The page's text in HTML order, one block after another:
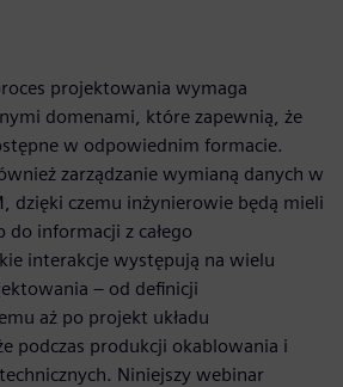
projektowania wymaga
domenami, które zapewnią, że
w odpowiednim formacie.
zarządzanie wymianą danych w
dzięki czemu inżynierowie będą mieli
informacji z całego
interakcje występują na wielu
– od definicji
aż po projekt układu
podczas produkcji okablowania i
Niniejszy webinar